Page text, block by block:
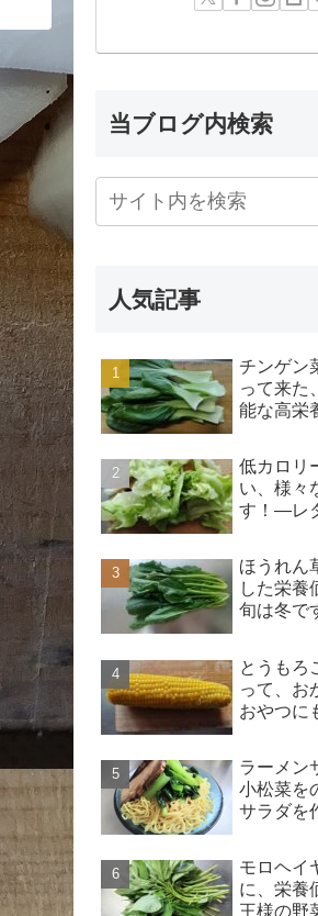
当ブログ内検索
人気記事
チンゲン
って来た
能な高栄
低カロリ
い、様々
す！―レ
ほうれん
した栄養
旬は冬で
とうもろ
って、お
おやつに
ラーメン
小松菜を
サラダを
モロヘイ
に、栄養
王様の野